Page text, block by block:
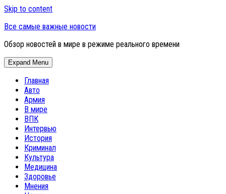
Skip to content
Все самые важные новости
Обзор новостей в мире в режиме реального времени
Expand Menu
Главная
Авто
Армия
В мире
ВПК
Интервью
История
Криминал
Культура
Медицина
Здоровье
Мнения